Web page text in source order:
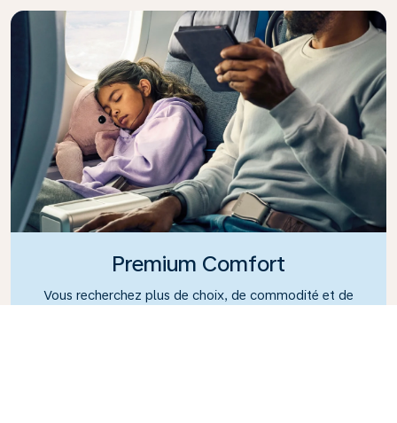
Premium Comfort
Vous recherchez plus de choix, de commodité et de